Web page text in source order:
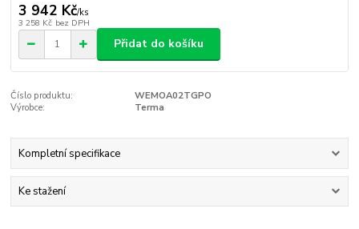
3 942 Kč/ks
3 258 Kč bez DPH
Přidat do košíku
Číslo produktu:
WEMOA02TGPO
Výrobce:
Terma
Kompletní specifikace
Ke stažení